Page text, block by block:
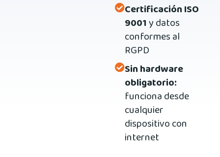
Certificación ISO
9001y datos
conformes al
RGPD
Sin hardware
obligatorio:
funciona desde
cualquier
dispositivo con
internet